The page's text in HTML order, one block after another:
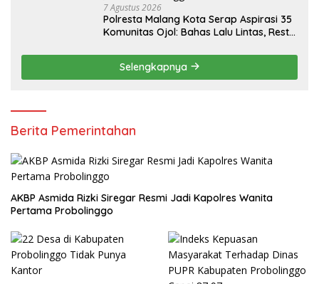
7 Agustus 2026
Polresta Malang Kota Serap Aspirasi 35
Komunitas Ojol: Bahas Lalu Lintas, Rest
Selengkapnya
Berita Pemerintahan
AKBP Asmida Rizki Siregar Resmi Jadi Kapolres Wanita
Pertama Probolinggo